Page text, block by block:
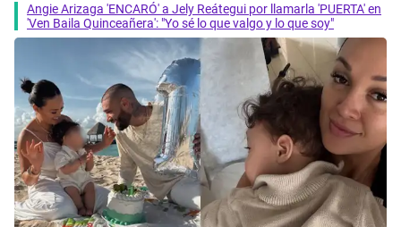
Angie Arizaga 'ENCARÓ' a Jely Reátegui por llamarla 'PUERTA' en
'Ven Baila Quinceañera': "Yo sé lo que valgo y lo que soy"